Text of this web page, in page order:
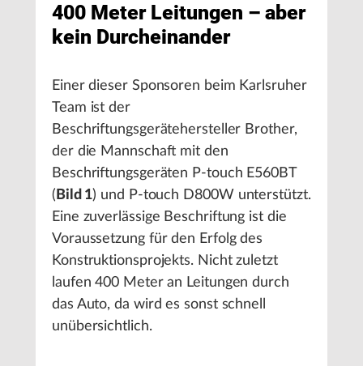
400 Meter Leitungen – aber
kein Durcheinander
Einer dieser Sponsoren beim Karlsruher
Team ist der
Beschriftungsgerätehersteller Brother,
der die Mannschaft mit den
Beschriftungsgeräten P-touch E560BT
( Bild 1) und P-touch D800W unterstützt.
Eine zuverlässige Beschriftung ist die
Voraussetzung für den Erfolg des
Konstruktionsprojekts. Nicht zuletzt
laufen 400 Meter an Leitungen durch
das Auto, da wird es sonst schnell
unübersichtlich.